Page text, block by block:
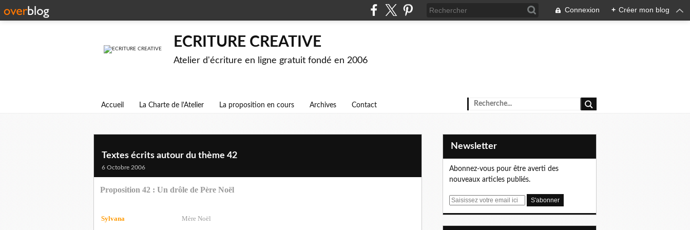
Connexion + Créer mon blog
ECRITURE CREATIVE
Atelier d'écriture en ligne gratuit fondé en 2006
Accueil La Charte de l'Atelier La proposition en cours Archives Contact
Textes écrits autour du thème 42
6 Octobre 2006
Proposition 42 : Un drôle de Père Noël
Sylvana Mère Noël
Newsletter
Abonnez-vous pour être averti des
nouveaux articles publiés.
E